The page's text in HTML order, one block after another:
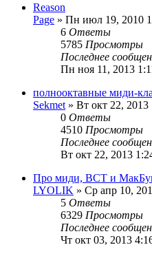
Reason
Page » Пн июл 19, 2010
6 Ответы
5785 Просмотры
Последнее
Пн ноя 11, 2013
полнооктавные миди-
Sekmet » Вт окт 22, 2013
0 Ответы
4510 Просмотры
Последнее
Вт окт 22, 2013
Про миди, ВСТ и
LYOLIK » Ср апр 10,
5 Ответы
6329 Просмотры
Последнее
Чт окт 03, 2013